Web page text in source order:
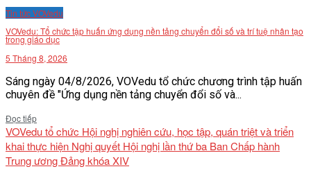
VĂN BẢN
THƯ VIỆN
Tin tức VOVedu
VOVedu: Tổ chức tập huấn ứng dụng nền tảng chuyển đổi số và trí tuệ nhân tạo
trong giáo dục
5 Tháng 8, 2026
Sáng ngày 04/8/2026, VOVedu tổ chức chương trình tập huấn
chuyên đề "Ứng dụng nền tảng chuyển đổi số và...
Đọc tiếpDetails
VOVedu tổ chức Hội nghị nghiên cứu, học tập, quán triệt và triển
khai thực hiện Nghị quyết Hội nghị lần thứ ba Ban Chấp hành
Trung ương Đảng khóa XIV